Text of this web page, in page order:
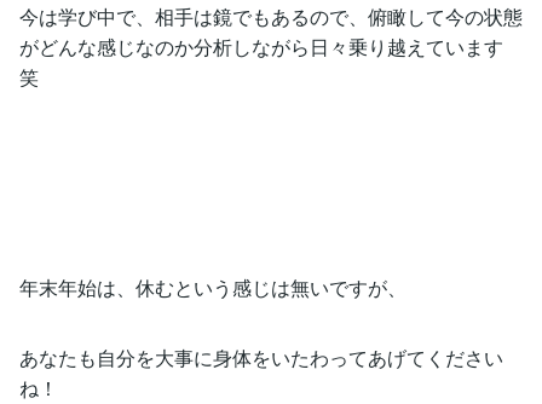
今は学び中で、相手は鏡でもあるので、俯瞰して今の状態
がどんな感じなのか分析しながら日々乗り越えています
笑
年末年始は、休むという感じは無いですが、
あなたも自分を大事に身体をいたわってあげてください
ね！